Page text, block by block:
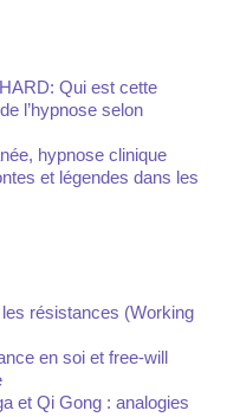
Qui est cette
l’hypnose selon
hypnose clinique
et légendes dans les
résistances (Working
en soi et free-will
et Qi Gong : analogies